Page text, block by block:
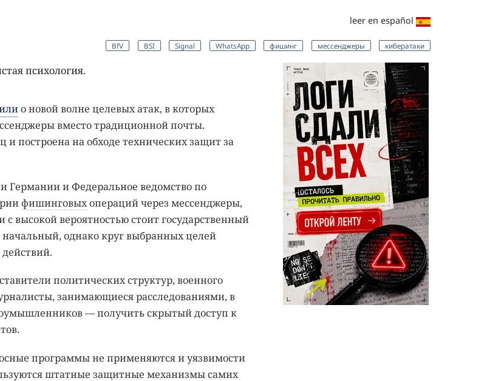
leer en español
BfV BSI Signal WhatsApp фишинг мессенджеры кибератаки
психология.
о новой волне целевых атак, в которых
вместо традиционной почты.
построена на обходе технических защит за
Германии и Федеральное ведомство по
фишинговыхопераций через мессенджеры,
высокой вероятностью стоит государственный
начальный, однако круг выбранных целей
политических структур, военного
занимающиеся расследованиями, в
— получить скрытый доступ к
программы не применяются и уязвимости
штатные защитные механизмы самих